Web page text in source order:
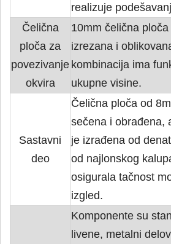
realizuje
Čelična
ploča za
povezivanje
okvira
10mm čelična
izrezana i
kombinacija ima
ukupne visine.
Sastavni
deo
Čelična ploča od
sečena i obrađena,
je izrađena od
od najlonskog
osigurala tačnost
izgled.
Komponente su
livene, metalni